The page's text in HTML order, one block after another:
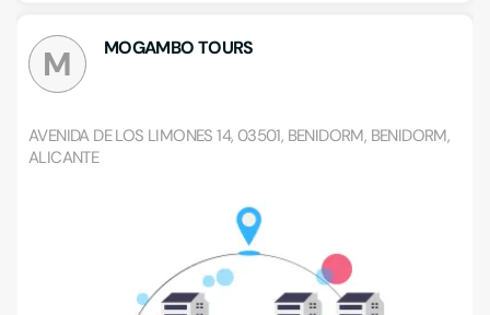
M MOGAMBO TOURS
AVENIDA DE LOS LIMONES 14, 03501, BENIDORM, BENIDORM,
ALICANTE